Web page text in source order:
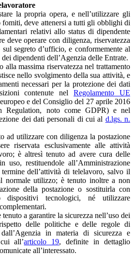
la propria opera, e nell’utilizzare gli
deve attenersi a tutti gli obblighi di
relativi allo status di dipendente
deve operare con diligenza, riservatezza
segreto d’ufficio, e conformemente al
dipendenti dell’Agenzia delle Entrate.
alla massima riservatezza nel trattamento
nello svolgimento della sua attività, e
necessari per la protezione dei dati
contenute nelRegolamento UE
e del Consiglio del 27 aprile 2016
Regulation, noto come GDPR) e nel
dei dati personali di cui al d.lgs. n.
ad utilizzare con diligenza la postazione
riservata esclusivamente alle attività
è altresì tenuto ad avere cura delle
uso, restituendole all’Amministrazione
dell’attività di telelavoro, salvo il
normale utilizzo; è tenuto inoltre a non
della postazione o sostituirla con
dispositivi tecnologici, né utilizzare
a garantire la sicurezza nell’uso dei
delle politiche e delle regole di
dall’Agenzia in materia di sicurezza e
all’articolo 19, definite in dettaglio
all’interessato.